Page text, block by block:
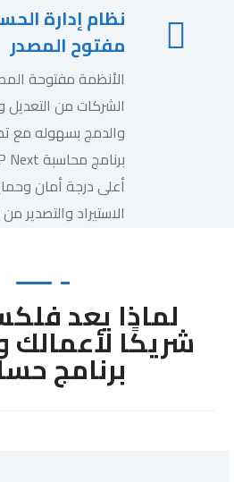
مفتوح المصدر
الأنظمة مفتوحة
الشركات من التعديل
والدمج بسهوله مع
أعلى درجة أمان
الاستيراد والتصدير
لماذا يعد
شريكًا
برنامج